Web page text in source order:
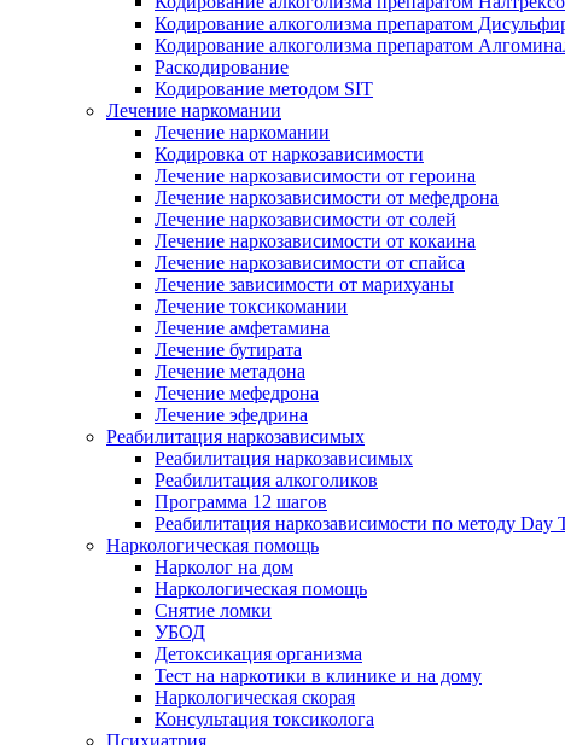
Кодирование алкоголизма препаратом
Кодирование алкоголизма препаратом
Раскодирование
Кодирование методом SIT
Лечение наркомании
Лечение наркомании
Кодировка от наркозависимости
Лечение наркозависимости от героина
Лечение наркозависимости от мефедрона
Лечение наркозависимости от солей
Лечение наркозависимости от кокаина
Лечение наркозависимости от спайса
Лечение зависимости от марихуаны
Лечение токсикомании
Лечение амфетамина
Лечение бутирата
Лечение метадона
Лечение мефедрона
Лечение эфедрина
Реабилитация наркозависимых
Реабилитация наркозависимых
Реабилитация алкоголиков
Программа 12 шагов
Реабилитация наркозависимости по методу Day
Наркологическая помощь
Нарколог на дом
Наркологическая помощь
Снятие ломки
УБОД
Детоксикация организма
Тест на наркотики в клинике и на дому
Наркологическая скорая
Консультация токсиколога
Психиатрия